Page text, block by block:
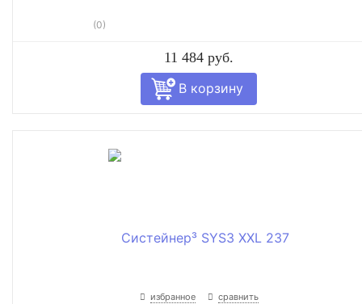
(0)
11 484 руб.
избранное сравнить